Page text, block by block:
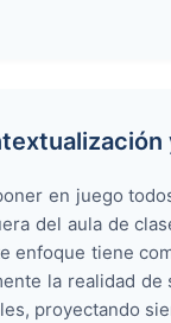
en juego
del aula de
enfoque tiene
la realidad
proyectando